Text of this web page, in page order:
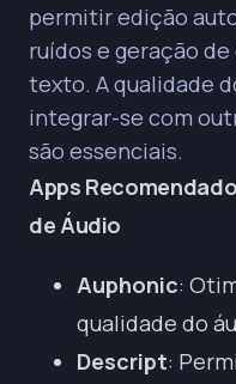
permitir edição
ruídos e geração
texto. A qualidade
integrar-se com
são essenciais.
Apps
de Áudio
Auphonic:
qualidade do
Descript: